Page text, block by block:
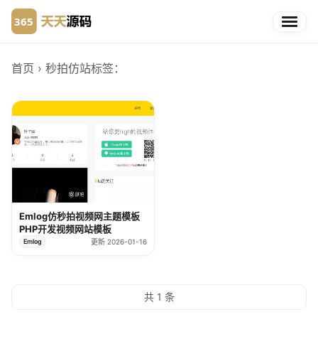
首页 › 秒拍仿站标签：
Emlog仿秒拍视频网主题模板
PHP开发视频网站模板
Emlog 更新 2026-01-16
共 1 条